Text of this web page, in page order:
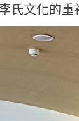
氏文化的